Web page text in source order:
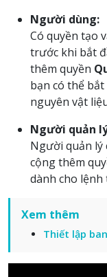
Người dùng:
Có quyền tạo
trước khi bắt
thêm quyền
bạn có thể
nguyên vật
Người quản
Người quản lý
cộng thêm
dành cho lệnh
Xem thêm
Thiết lập